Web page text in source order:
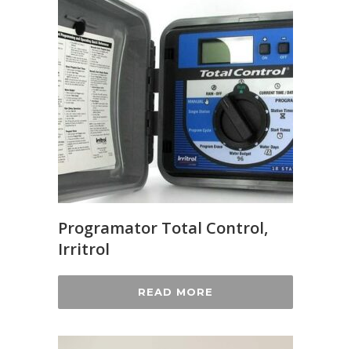
Programator Total Control,
Irritrol
READ MORE